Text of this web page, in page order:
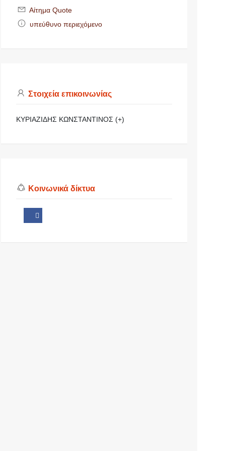
Αίτημα Quote
υπεύθυνο περιεχόμενο
Στοιχεία επικοινωνίας
ΚΥΡΙΑΖΙΔΗΣ ΚΩΝΣΤΑΝΤΙΝΟΣ (+)
Κοινωνικά δίκτυα